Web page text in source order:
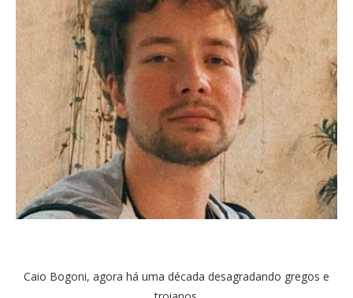
Caio Bogoni, agora há uma década desagradando gregos e